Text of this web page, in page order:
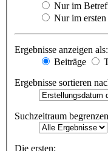
Nur im
Nur im
Ergebnisse anzeigen als:
Beiträge
Ergebnisse sortieren
Suchzeitraum
Die ersten: